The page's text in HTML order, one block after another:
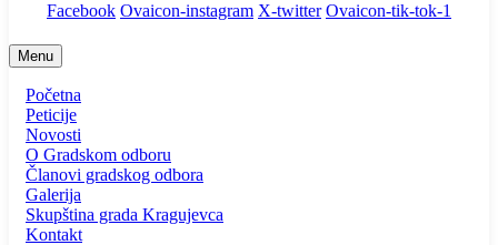
Facebook Ovaicon-instagram X-twitter Ovaicon-tik-tok-1
Menu
Početna
Peticije
Novosti
O Gradskom odboru
Članovi gradskog odbora
Galerija
Skupština grada Kragujevca
Kontakt